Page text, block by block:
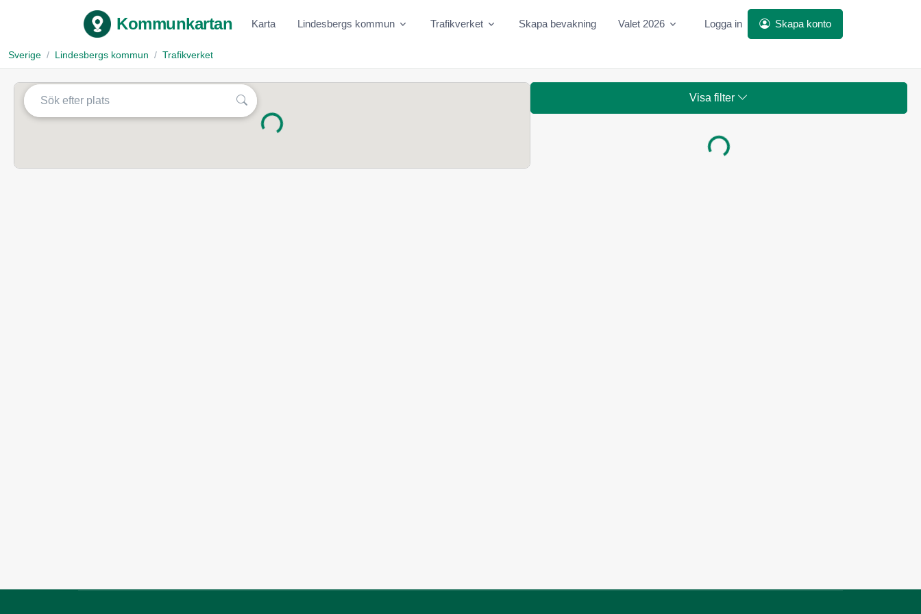
Kommunkartan Karta Lindesbergs kommun Trafikverket Skapa bevakning Valet 2026 Logga in Skapa konto
Sverige Lindesbergs kommun Trafikverket
Laddar...
Visa filter
Laddar...